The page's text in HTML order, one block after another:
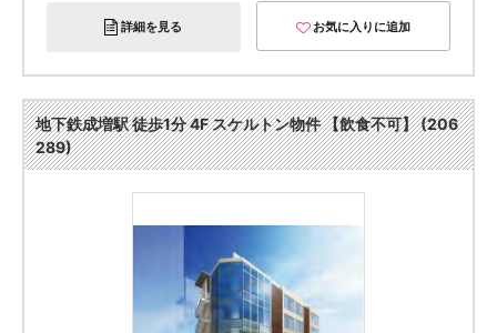
詳細を見る お気に入りに追加
地下鉄成増駅 徒歩1分 4F スケルトン物件 【飲食不可】 (206
289)